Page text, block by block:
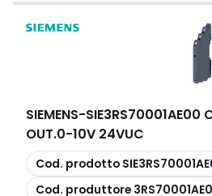
SIEMENS-SIE3RS70001AE00
OUT.0-10V 24VUC
copia
Cod. prodotto
copia
Cod. produttore